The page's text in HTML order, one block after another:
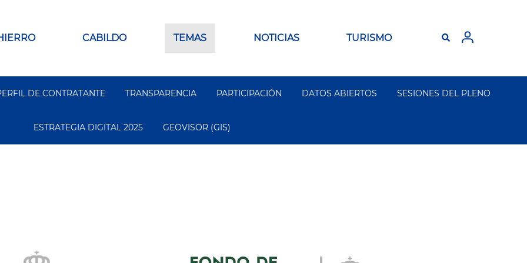
CABILDO TEMAS NOTICIAS TURISMO
DE CONTRATANTE TRANSPARENCIA PARTICIPACIÓN DATOS ABIERTOS SESIONES DEL PLENO
ESTRATEGIA DIGITAL 2025 GEOVISOR (GIS)